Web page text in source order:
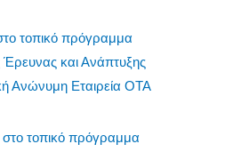
τοπικό πρόγραμμα
Έρευνας και Ανάπτυξης
Ανώνυμη Εταιρεία ΟΤΑ
τοπικό πρόγραμμα